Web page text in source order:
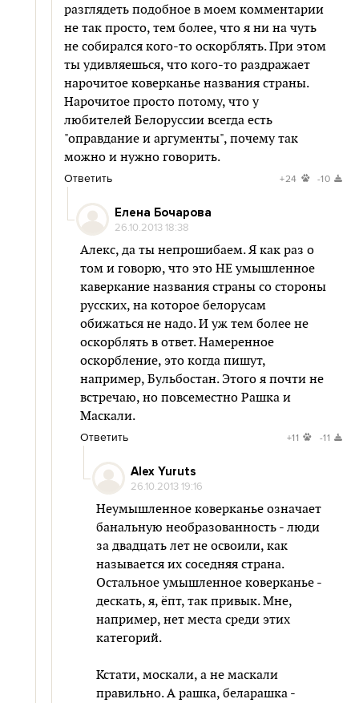
разглядеть подобное в моем комментарии
не так просто, тем более, что я ни на чуть
не собирался кого-то оскорблять. При этом
ты удивляешься, что кого-то раздражает
нарочитое коверканье названия страны.
Нарочитое просто потому, что у
любителей Белоруссии всегда есть
"оправдание и аргументы", почему так
можно и нужно говорить.
Ответить +24 -10
Елена Бочарова
26.10.2013 18:38
Алекс, да ты непрошибаем. Я как раз о
том и говорю, что это НЕ умышленное
каверкание названия страны со стороны
русских, на которое белорусам
обижаться не надо. И уж тем более не
оскорблять в ответ. Намеренное
оскорбление, это когда пишут,
например, Бульбостан. Этого я почти не
встречаю, но повсеместно Рашка и
Маскали.
Ответить +11 -11
Alex Yuruts
26.10.2013 19:16
Неумышленное коверканье означает
банальную необразованность - люди
за двадцать лет не освоили, как
называется их соседняя страна.
Остальное умышленное коверканье -
дескать, я, ёпт, так привык. Мне,
например, нет места среди этих
категорий.
Кстати, москали, а не маскали
правильно. А рашка, беларашка -